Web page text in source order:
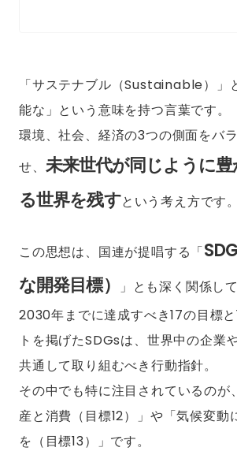
「サステナブル（Sustainable）」
能な」という意味を持つ言葉です。
環境、社会、経済の3つの側面をバ
せ、 未来世代が同じように
る世界を残すという考え方です。
この思想は、国連が提唱する「
な開発目標）
」とも深く関係し
2030年までに達成すべき17の目標
トを掲げたSDGsは、世界中の企業
共通して取り組むべき行動指針。
その中でも特に注目されているのが
産と消費（目標12）」や「気候変動
を（目標13）」です。